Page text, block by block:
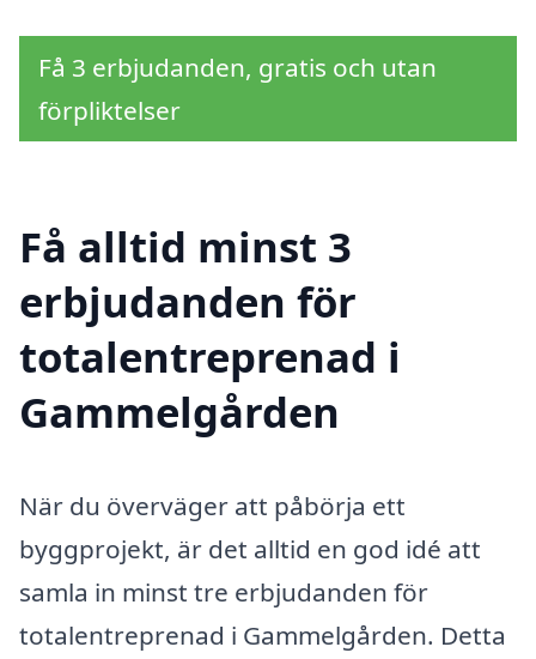
Få 3 erbjudanden, gratis och utan
förpliktelser
Få alltid minst 3
erbjudanden för
totalentreprenad i
Gammelgården
När du överväger att påbörja ett
byggprojekt, är det alltid en god idé att
samla in minst tre erbjudanden för
totalentreprenad i Gammelgården. Detta